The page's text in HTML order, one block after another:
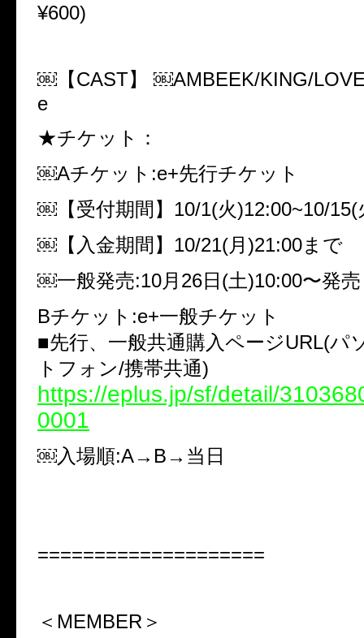
¥600)
￼【CAST】 ￼AMBEEK/KING/
e
★チケット：
￼Aチケット:e+先行チケット
￼【受付期間】10/1(火)12:00~10/15(
￼【入金期間】10/21(月)21:00まで
￼一般発売:10月26日(土)10:00〜発売
Bチケット:e+一般チケット
■先行、一般共通購入ページURL(パ
トフォン/携帯共通)
https://eplus.jp/sf/detail/
0001
￼入場順:A→B→当日
====================
＜MEMBER＞